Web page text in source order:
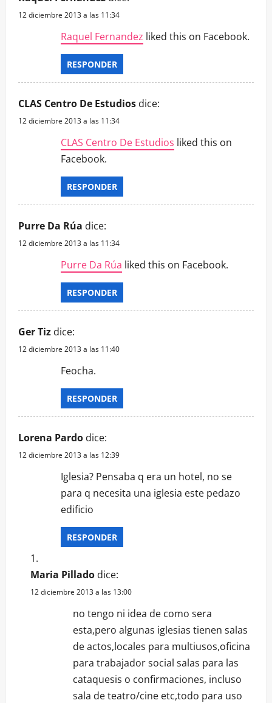
12 diciembre 2013 a las 11:34
Raquel Fernandez liked this on Facebook.
RESPONDER
CLAS Centro De Estudios dice:
12 diciembre 2013 a las 11:34
CLAS Centro De Estudios liked this on
Facebook.
RESPONDER
Purre Da Rúa dice:
12 diciembre 2013 a las 11:34
Purre Da Rúa liked this on Facebook.
RESPONDER
Ger Tiz dice:
12 diciembre 2013 a las 11:40
Feocha.
RESPONDER
Lorena Pardo dice:
12 diciembre 2013 a las 12:39
Iglesia? Pensaba q era un hotel, no se
para q necesita una iglesia este pedazo
edificio
RESPONDER
Maria Pillado dice:
12 diciembre 2013 a las 13:00
no tengo ni idea de como sera
esta,pero algunas iglesias tienen salas
de actos,locales para multiusos,oficina
para trabajador social salas para las
cataquesis o confirmaciones, incluso
sala de teatro/cine etc,todo para uso